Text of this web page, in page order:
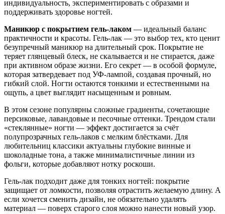
индивидуальность, экспериментировать с образами и
поддерживать здоровье ногтей.
Маникюр с покрытием гель-лаком — идеальный баланс
практичности и красоты. Гель-лак — это выбор тех, кто ценит
безупречный маникюр на длительный срок. Покрытие не
теряет глянцевый блеск, не скалывается и не стирается, даже
при активном образе жизни. Его секрет — в особой формуле,
которая затвердевает под УФ-лампой, создавая прочный, но
гибкий слой. Ногти остаются тонкими и естественными на
ощупь, а цвет выглядит насыщенным и ровным.
В этом сезоне популярны сложные градиенты, сочетающие
персиковые, лавандовые и песочные оттенки. Трендом стали
«стеклянные» ногти — эффект достигается за счёт
полупрозрачных гель-лаков с мелким блёстками. Для
любительниц классики актуальны глубокие винные и
шоколадные тона, а также минималистичные линии из
фольги, которые добавляют нотку роскоши.
Гель-лак подходит даже для тонких ногтей: покрытие
защищает от ломкости, позволяя отрастить желаемую длину. А
если хочется сменить дизайн, не обязательно удалять
материал — поверх старого слоя можно нанести новый узор.